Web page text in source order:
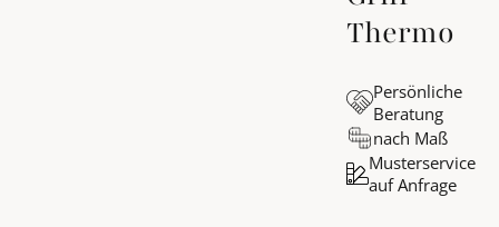
Thermo
Persönliche
Beratung
nach Maß
Musterservice
auf Anfrage